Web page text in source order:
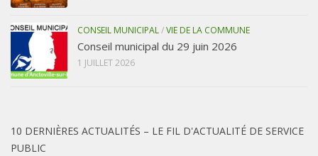
CONSEIL MUNICIPAL/VIE DE LA COMMUNE
Conseil municipal du 29 juin 2026
1 JUILLET 2026
10 DERNIÈRES ACTUALITÉS – LE FIL D'ACTUALITÉ DE SERVICE
PUBLIC